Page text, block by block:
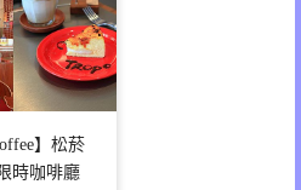
】松菸
時咖啡廳